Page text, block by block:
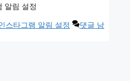
알림 설정
스타그램 알림 설정
댓글 남